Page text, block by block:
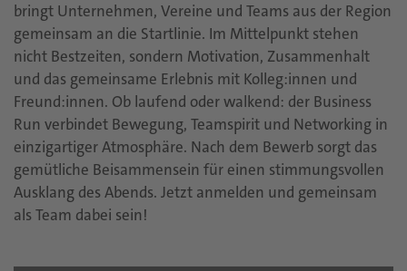
bringt Unternehmen, Vereine und Teams aus der Region
gemeinsam an die Startlinie. Im Mittelpunkt stehen
nicht Bestzeiten, sondern Motivation, Zusammenhalt
und das gemeinsame Erlebnis mit Kolleg:innen und
Freund:innen. Ob laufend oder walkend: der Business
Run verbindet Bewegung, Teamspirit und Networking in
einzigartiger Atmosphäre. Nach dem Bewerb sorgt das
gemütliche Beisammensein für einen stimmungsvollen
Ausklang des Abends. Jetzt anmelden und gemeinsam
als Team dabei sein!